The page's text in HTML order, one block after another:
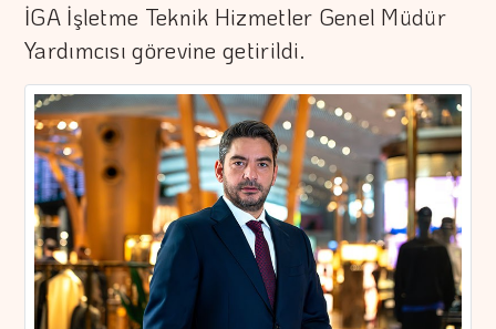
İGA İşletme Teknik Hizmetler Genel Müdür
Yardımcısı görevine getirildi.